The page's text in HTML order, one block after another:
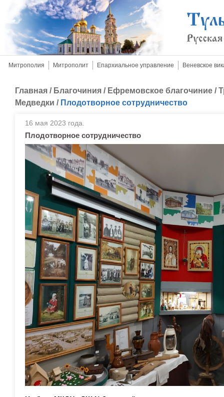
Митрополия Митрополит Епархиальное управление Веневское
Главная / Благочиния / Ефремовское благочиние /
Медведки / Плодотворное сотрудничество
16 мая 2023 года.
Плодотворное сотрудничество